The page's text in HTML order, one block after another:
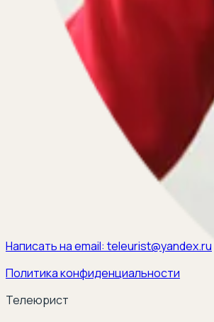
Написать на email: teleurist@yandex.ru
Политика конфиденциальности
Телеюрист